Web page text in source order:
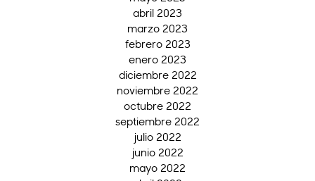
abril 2023
marzo 2023
febrero 2023
enero 2023
diciembre 2022
noviembre 2022
octubre 2022
septiembre 2022
julio 2022
junio 2022
mayo 2022